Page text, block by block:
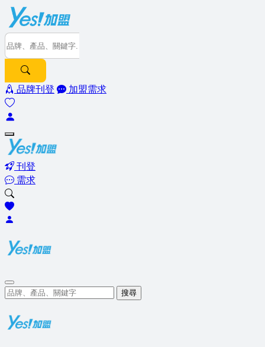
品牌刊登 加盟需求
刊登
需求
搜尋